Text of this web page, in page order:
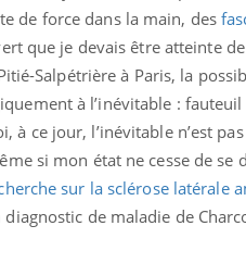
de force dans la main, des
que je devais être atteinte
Salpétrière à Paris, la
à l’inévitable :
à ce jour, l’inévitable n’est
si mon état ne cesse de se
sur la sclérose latérale
de maladie de
Eczéma Chronique
expliquer ma
Il y a des sujets qui
d'autres non ! D'un
questions sur la
montrer ...